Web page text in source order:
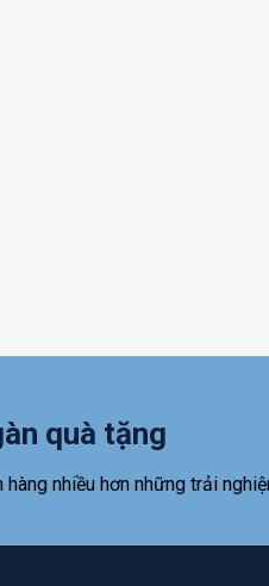
quà tặng
nhiều hơn những trải